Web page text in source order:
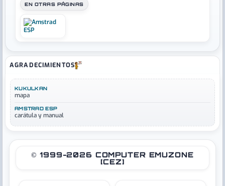
EN OTRAS PÁGINAS
AGRADECIMIENTOS
KUKULKAN
mapa
AMSTRAD ESP
carátula y manual
© 1999-2026 COMPUTER EMUZONE
[CEZ]